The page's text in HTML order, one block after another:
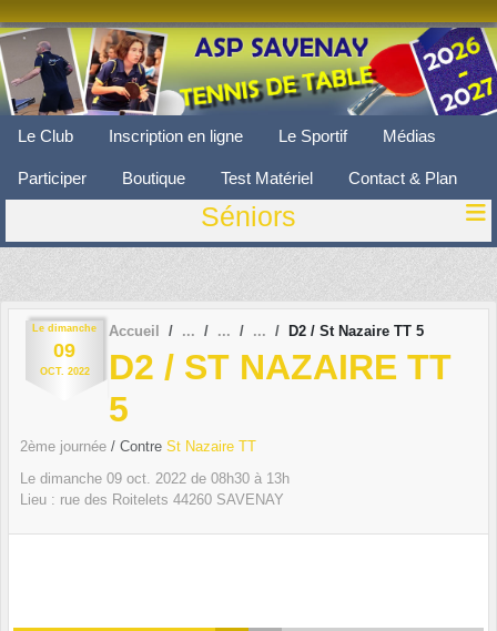
Le Club Inscription en ligne Le Sportif Médias
Participer Boutique Test Matériel Contact & Plan
Séniors
Le dimanche
09
OCT. 2022
Accueil D2 / St Nazaire TT 5
D2 / ST NAZAIRE TT
5
2ème journée / Contre St Nazaire TT
Le dimanche 09 oct. 2022 de 08h30 à 13h
Lieu : rue des Roitelets 44260 SAVENAY